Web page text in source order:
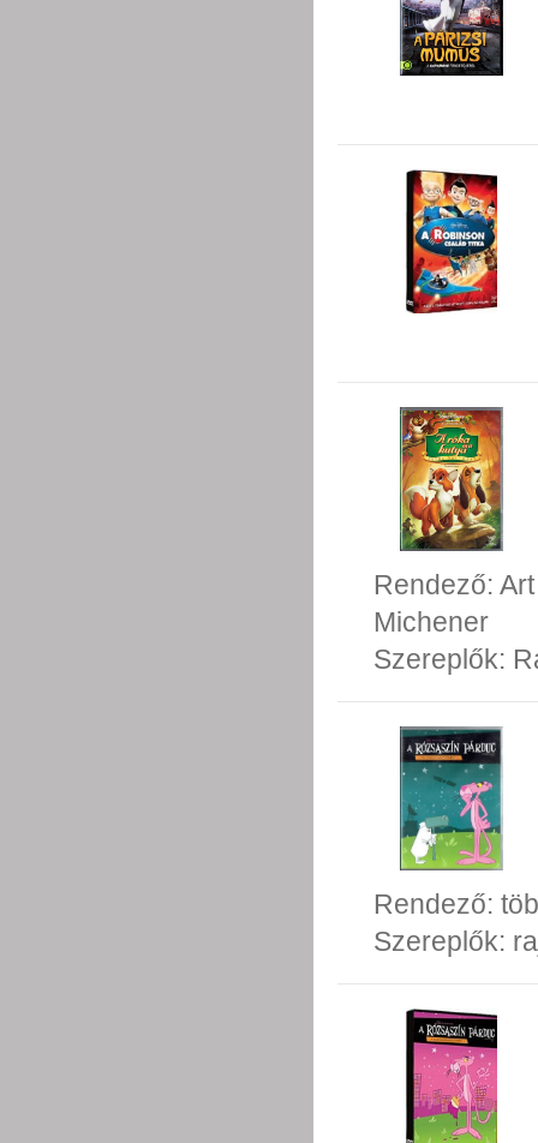
Rendező:
Michener
Szereplők:
Rendező:
Szereplők: